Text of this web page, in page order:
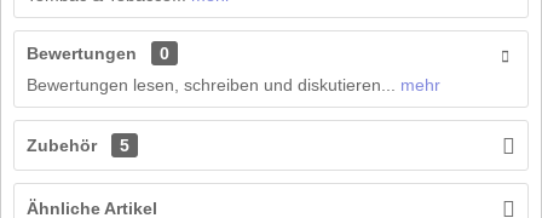
Bewertungen
0
Bewertungen lesen, schreiben und diskutieren...
mehr
Zubehör 5
Ähnliche Artikel